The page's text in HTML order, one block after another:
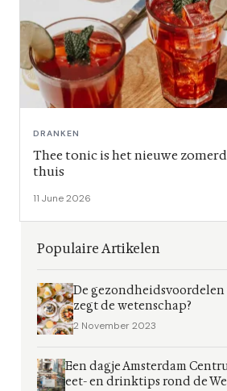
DRANKEN
Thee tonic is het nieuwe
thuis
11 June 2026
Populaire Artikelen
De gezondheidsvoordelen
zegt de wetenschap?
2 November 2023
Een dagje Amsterdam
eet- en drinktips rond de